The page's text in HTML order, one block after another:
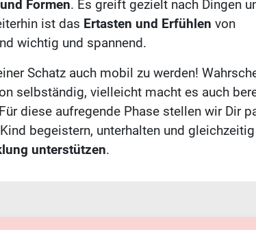
Formen. Es greift gezielt nach Dingen
ist das Ertasten und Erfühlen von
wichtig und spannend.
Schatz auch mobil zu werden!
selbständig, vielleicht macht es auch
diese aufregende Phase stellen wir Dir
begeistern, unterhalten und gleichzeitig
unterstützen.